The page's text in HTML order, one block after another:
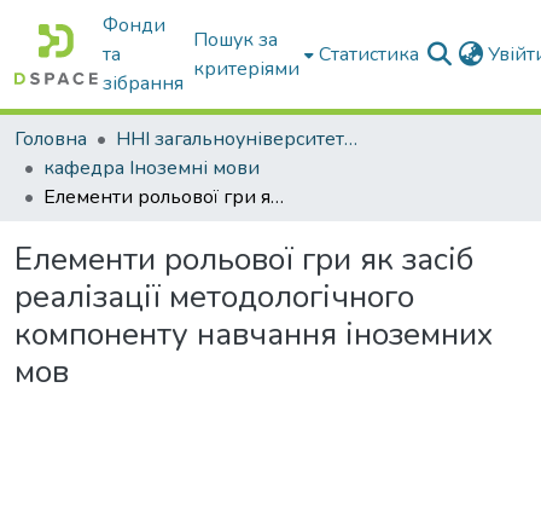
Фонди
та
зібрання
Пошук за
критеріями
Статистика
Головна
ННІ загальноуніверситетської підготовки
кафедра Іноземні мови
Елементи рольової гри як засіб реалізації методологічного компоненту навчання іноземних мов
Елементи рольової гри як засіб
реалізації методологічного
компоненту навчання іноземних
мов